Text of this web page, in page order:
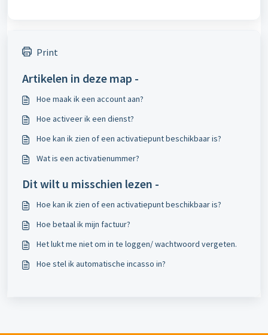
Print
Artikelen in deze map -
Hoe maak ik een account aan?
Hoe activeer ik een dienst?
Hoe kan ik zien of een activatiepunt beschikbaar is?
Wat is een activatienummer?
Dit wilt u misschien lezen -
Hoe kan ik zien of een activatiepunt beschikbaar is?
Hoe betaal ik mijn factuur?
Het lukt me niet om in te loggen/ wachtwoord vergeten.
Hoe stel ik automatische incasso in?